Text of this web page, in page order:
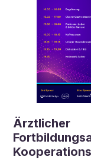
Ärztlicher